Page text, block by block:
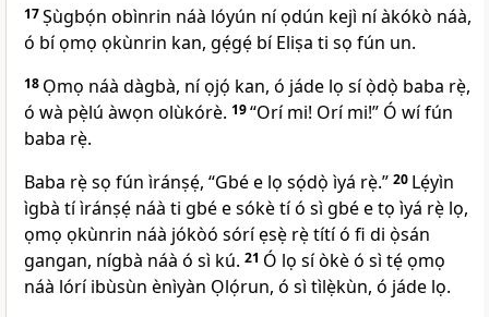
17Ṣùgbọ́n obìnrin náà lóyún ní ọdún kejì ní àkókò náà,
ó bí ọmọ ọkùnrin kan, gẹ́gẹ́ bí Eliṣa ti sọ fún un.
18 Ọmọ náà dàgbà, ní ọjọ́ kan, ó jáde lọ sí ọ̀dọ̀ baba rẹ̀,
ó wà pẹ̀lú àwọn olùkórè. 19“Orí mi! Orí mi!” Ó wí fún
baba rẹ̀.
Baba rẹ̀ sọ fún ìránṣẹ́, “Gbé e lọ sọ́dọ̀ ìyá rẹ̀.” 20 Lẹ́yìn
ìgbà tí ìránṣẹ́ náà ti gbé e sókè tí ó sì gbé e tọ ìyá rẹ̀ lọ,
ọmọ ọkùnrin náà jókòó sórí ẹsẹ̀ rẹ̀ títí ó fi di ọ̀sán
gangan, nígbà náà ó sì kú. 21 Ó lọ sí òkè ó sì tẹ́ ọmọ
náà lórí ibùsùn ènìyàn Ọlọ́run, ó sì tìlẹ̀kùn, ó jáde lọ.